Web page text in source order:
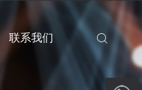
联系我们